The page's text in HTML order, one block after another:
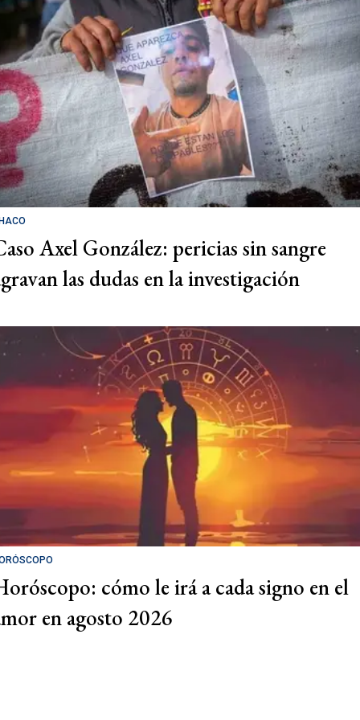
Axel González: pericias sin sangre
las dudas en la investigación
cómo le irá a cada signo en el
en agosto 2026